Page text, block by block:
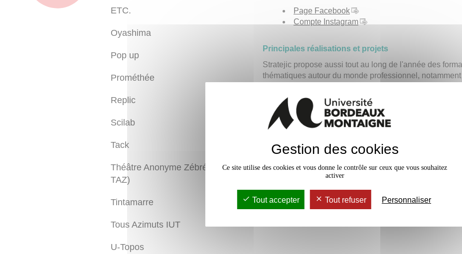
Page Facebook
Compte Instagram
Principales réalisations et projets
Stratejic propose aussi tout au long de l'année des
thématiques autour du monde professionnel,
Enfin, l'association organise chaque année le "Com'
de tisser les liens entre étudiants et professionnels.
Stratejic réalise différents types de missions en
internet, en passant par la réalisation de charte
motion design, la traduction de supports mais
de près ou de loin à la communication.
publiques telles que les mairies.
ETC.
Oyashima
Pop up
Prométhée
Replic
Scilab
Tack
Théâtre Anonyme Zébré (les
TAZ)
Tintamarre
Tous Azimuts IUT
U-Topos
Gestion des cookies
Ce site utilise des cookies et vous donne le contrôle sur ceux que vous souhaitez
activer
Tout accepter Tout refuser Personnaliser